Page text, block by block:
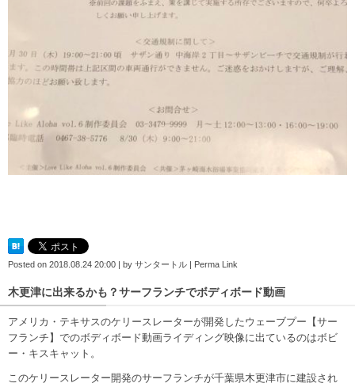
Posted on 2018.08.24 20:00 by サンタートル Perma Link
木更津に出来るかも？サーフランチでボディボード動画
アメリカ・テキサスのケリースレーターが開発したウェーブプー【サー
フランチ】でのボディボード動画ライディング映像に出ているのはボビ
ー・キスキャット。
このケリースレーター開発のサーフランチが千葉県木更津市に建設され